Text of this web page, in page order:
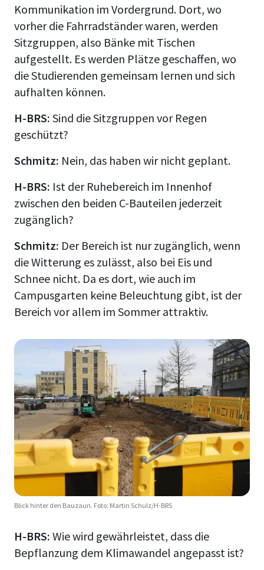
Kommunikation im Vordergrund. Dort, wo
vorher die Fahrradständer waren, werden
Sitzgruppen, also Bänke mit Tischen
aufgestellt. Es werden Plätze geschaffen, wo
die Studierenden gemeinsam lernen und sich
aufhalten können.
H-BRS: Sind die Sitzgruppen vor Regen
geschützt?
Schmitz: Nein, das haben wir nicht geplant.
H-BRS: Ist der Ruhebereich im Innenhof
zwischen den beiden C-Bauteilen jederzeit
zugänglich?
Schmitz: Der Bereich ist nur zugänglich, wenn
die Witterung es zulässt, also bei Eis und
Schnee nicht. Da es dort, wie auch im
Campusgarten keine Beleuchtung gibt, ist der
Bereich vor allem im Sommer attraktiv.
Blick hinter den Bauzaun. Foto: Martin Schulz/H-BRS
H-BRS: Wie wird gewährleistet, dass die
Bepflanzung dem Klimawandel angepasst ist?